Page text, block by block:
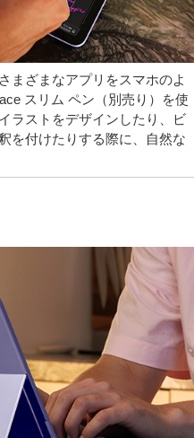
まざまなアプリをスマホのよ
スリム ペン（別売り）を使
ラストをデザインしたり、ビ
を付けたりする際に、自然な